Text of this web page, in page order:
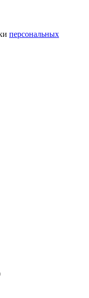
персональных